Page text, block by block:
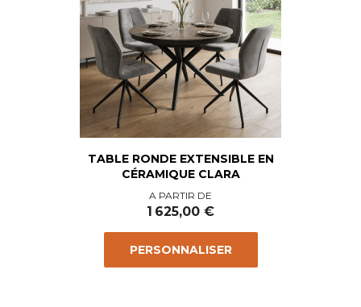
TABLE RONDE EXTENSIBLE EN
CÉRAMIQUE CLARA
Prix
A PARTIR DE
1 625,00 €
PERSONNALISER